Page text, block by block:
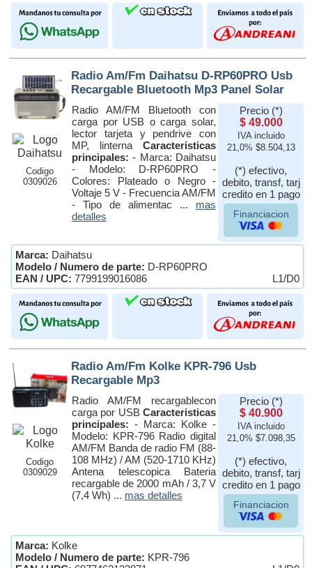
Codigo
0309026
Radio Am/Fm Daihatsu D-RP60PRO Usb
Recargable Bluetooth Mp3 Panel Solar
Radio AM/FM Bluetooth con
carga por USB o carga solar,
lector tarjeta y pendrive con
MP, linterna Caracteristicas
principales:- Marca: Daihatsu
- Modelo: D-RP60PRO -
Colores: Plateado o Negro -
Voltaje 5 V - Frecuencia AM/FM
- Tipo de alimentac ... mas
detalles
Precio (*)
$ 49.000
IVA incluido
21,0% $8.504,13
(*) efectivo,
debito, transf, tarj
credito en 1 pago
Financiacion
Marca: Daihatsu
Modelo / Numero de parte: D-RP60PRO
EAN / UPC: 7799199016086 L1/D0
Codigo
0309029
Radio Am/Fm Kolke KPR-796 Usb
Recargable Mp3
Radio AM/FM recargablecon
carga por USB Caracteristicas
principales: - Marca: Kolke -
Modelo: KPR-796 Radio digital
AM/FM Banda de radio FM (88-
108 MHz) / AM (520-1710 KHz)
Antena telescopica Bateria
recargable de 2000 mAh / 3,7 V
(7,4 Wh) ... mas detalles
Precio (*)
$ 40.900
IVA incluido
21,0% $7.098,35
(*) efectivo,
debito, transf, tarj
credito en 1 pago
Financiacion
Marca: Kolke
Modelo / Numero de parte: KPR-796